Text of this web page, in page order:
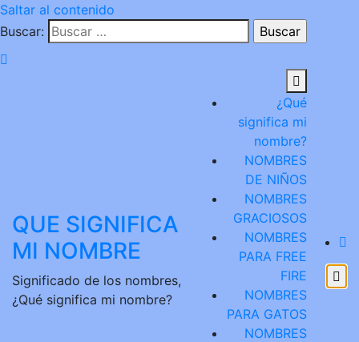
Saltar al contenido
Buscar:
QUE SIGNIFICA
MI NOMBRE
Significado de los nombres,
¿Qué significa mi nombre?
¿Qué
significa mi
nombre?
NOMBRES
DE NIÑOS
NOMBRES
GRACIOSOS
NOMBRES
PARA FREE
FIRE
NOMBRES
PARA GATOS
NOMBRES